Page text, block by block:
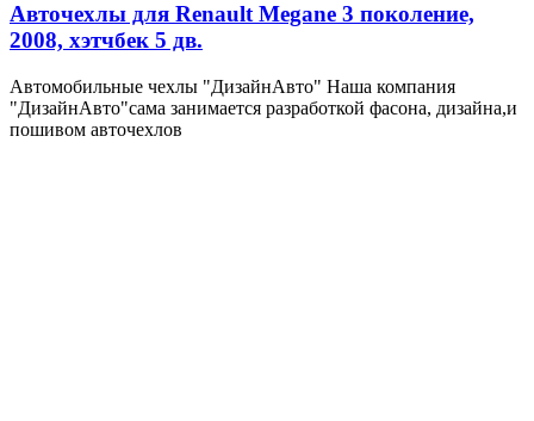
Авточехлы для Renault Megane 3 поколение,
2008, хэтчбек 5 дв.
Автомобильные чехлы "ДизайнАвто" Наша компания
"ДизайнАвто"сама занимается разработкой фасона, дизайна,и
пошивом авточехлов